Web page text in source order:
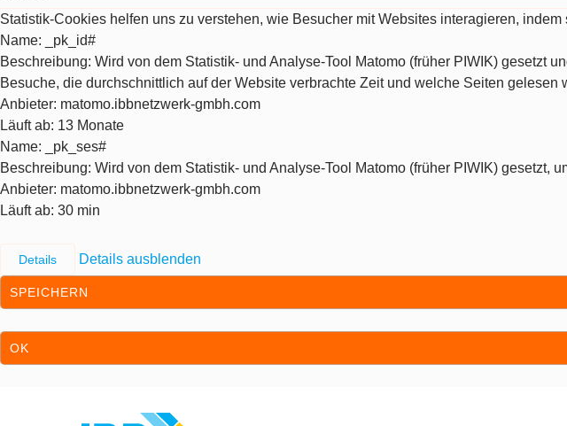
Statistik-Cookies helfen uns zu verstehen, wie Besucher mit Websites interagieren,
Name: _pk_id#
Beschreibung: Wird von dem Statistik- und Analyse-Tool Matomo (früher PIWIK) gesetzt
Besuche, die durchschnittlich auf der Website verbrachte Zeit und welche Seiten gelesen
Anbieter: matomo.ibbnetzwerk-gmbh.com
Läuft ab: 13 Monate
Name: _pk_ses#
Beschreibung: Wird von dem Statistik- und Analyse-Tool Matomo (früher PIWIK)
Anbieter: matomo.ibbnetzwerk-gmbh.com
Läuft ab: 30 min
Details Details ausblenden
SPEICHERN
OK